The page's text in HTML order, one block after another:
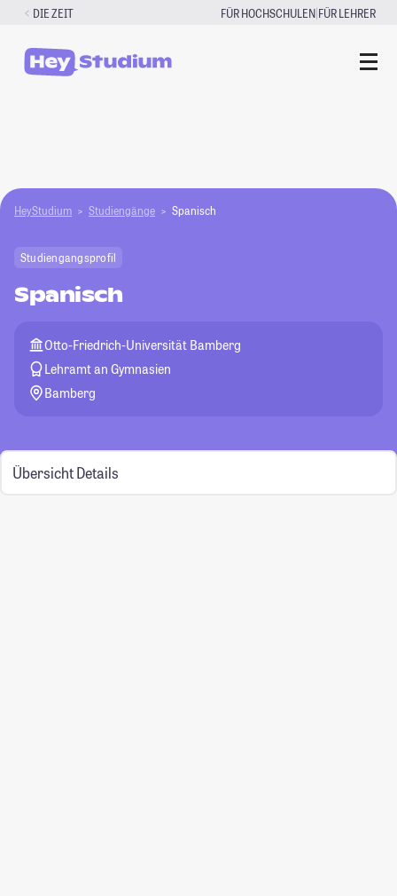
Zum
springen
DIE ZEIT FÜR HOCHSCHULEN|FÜR LEHRER
HeyStudium Studiengänge Spanisch
Studiengangsprofil
Spanisch
Otto-Friedrich-Universität Bamberg
Lehramt an Gymnasien
Bamberg
Übersicht Details